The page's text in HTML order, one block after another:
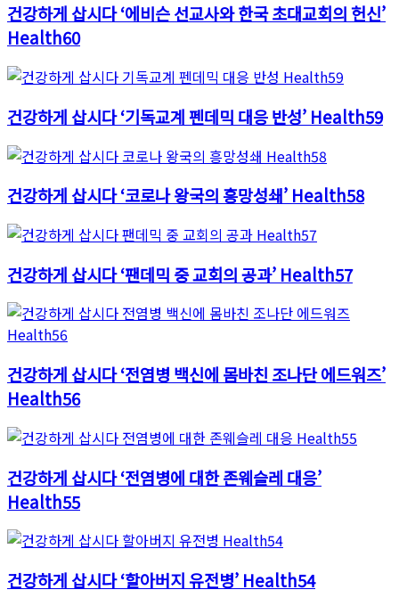
건강하게 삽시다 ‘에비슨 선교사와 한국 초대교회의 헌신’
Health60
건강하게 삽시다 ‘기독교계 펜데믹 대응 반성’ Health59
건강하게 삽시다 ‘코로나 왕국의 흥망성쇄’ Health58
건강하게 삽시다 ‘팬데믹 중 교회의 공과’ Health57
건강하게 삽시다 ‘전염병 백신에 몸바친 조나단 에드워즈’
Health56
건강하게 삽시다 ‘전염병에 대한 존웨슬레 대응’
Health55
건강하게 삽시다 ‘할아버지 유전병’ Health54